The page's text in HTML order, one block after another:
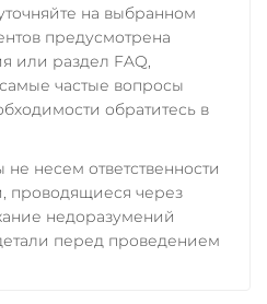
на выбранном
предусмотрена
или раздел FAQ,
частые вопросы
обратитесь в
несем ответственности
проводящиеся через
недоразумений
перед проведением